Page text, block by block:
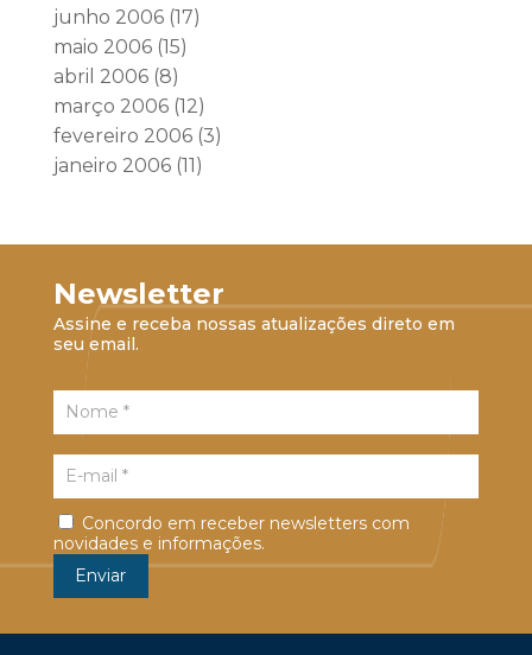
junho 2006(17)
maio 2006(15)
abril 2006(8)
março 2006(12)
fevereiro 2006(3)
janeiro 2006(11)
Newsletter
Assine e receba nossas atualizações direto em
seu email.
Concordo em receber newsletters com
novidades e informações.